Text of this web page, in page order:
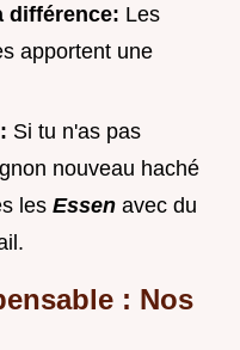
différence: Les
apportent une
Si tu n'as pas
nouveau haché
les Essen avec du
: Nos